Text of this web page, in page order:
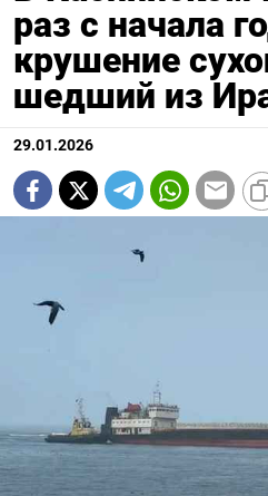
раз с начала
крушение
шедший из
29.01.2026